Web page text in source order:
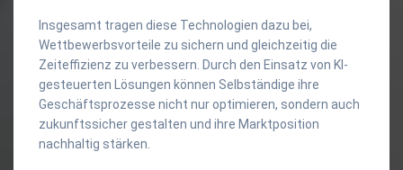
Insgesamt tragen diese Technologien dazu bei,
Wettbewerbsvorteile zu sichern und gleichzeitig die
Zeiteffizienz zu verbessern. Durch den Einsatz von KI-
gesteuerten Lösungen können Selbständige ihre
Geschäftsprozesse nicht nur optimieren, sondern auch
zukunftssicher gestalten und ihre Marktposition
nachhaltig stärken.